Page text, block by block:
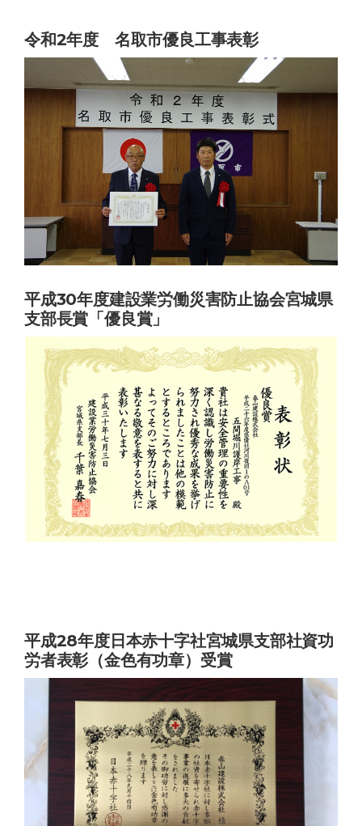
令和2年度 名取市優良工事表彰
平成30年度建設業労働災害防止協会宮城県
支部長賞「優良賞」
平成28年度日本赤十字社宮城県支部社資功
労者表彰（金色有功章）受賞